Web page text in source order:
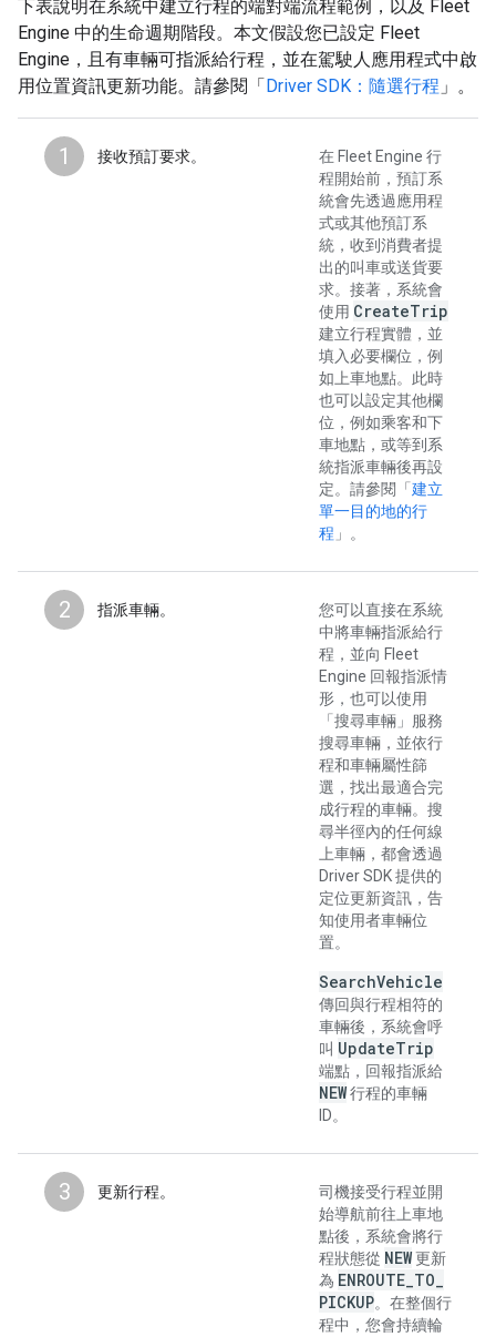
下表說明在系統中建立行程的端對端流程範例，以及 Fleet
Engine 中的生命週期階段。本文假設您已設定 Fleet
Engine，且有車輛可指派給行程，並在駕駛人應用程式中啟
用位置資訊更新功能。請參閱「Driver SDK：隨選行程 」。
1 接收預訂要求。
在 Fleet Engine 行
程開始前，預訂系
統會先透過應用程
式或其他預訂系
統，收到消費者提
出的叫車或送貨要
求。接著，系統會
使用 CreateTrip
建立行程實體，並
填入必要欄位，例
如上車地點。此時
也可以設定其他欄
位，例如乘客和下
車地點，或等到系
統指派車輛後再設
定。請參閱「 建立
單一目的地的行
程 」。
2 指派車輛。
您可以直接在系統
中將車輛指派給行
程，並向 Fleet
Engine 回報指派情
形，也可以使用
「搜尋車輛」 服務
搜尋車輛，並依行
程和車輛屬性篩
選，找出最適合完
成行程的車輛。搜
尋半徑內的任何線
上車輛，都會透過
Driver SDK 提供的
定位更新資訊，告
知使用者車輛位
置。
SearchVehicle
傳回與行程相符的
車輛後，系統會呼
叫 UpdateTrip
端點，回報指派給
NEW行程的車輛
ID。
3 更新行程。
司機接受行程並開
始導航前往上車地
點後，系統會將行
程狀態從 NEW更新
為 ENROUTE TO
PICKUP。在整個行
程中，您會持續輪